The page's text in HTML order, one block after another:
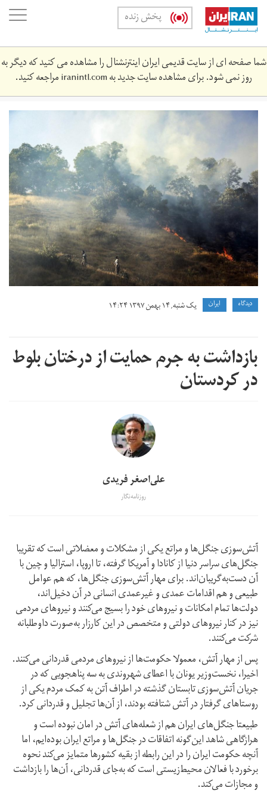
Skip
main
content
پخش زنده
شما صفحه ای از سایت قدیمی ایران اینترنشنال را مشاهده می کنید که دیگر به
روز نمی شود. برای مشاهده سایت جدید بهiranintl.comمراجعه کنید.
آتش‌سوزی
در
کردستان
دیدگاه ايران یک شنبه, ۱۴ بهمن ۱۳۹۷ ۱۴:۲۴
بازداشت به جرم حمایت از درختان بلوط
در کردستان
علی‌اصغر فریدی
روزنامه‌نگار
آتش‌سوزی جنگل‌ها و مراتع یکی از مشکلات و معضلاتی است که تقریبا
جنگل‌های سراسر دنیا از کانادا و آمریکا گرفته، تا اروپا، استرالیا و چین با
آن دست‌به‌گریبان‌اند. برای مهار آتش‌سوزی جنگل‌ها، که هم عوامل
طبیعی و هم اقدامات عمدی و غیر‌عمدی انسانی در آن دخیل‌اند،
دولت‌ها تمام امکانات و نیروهای خود را بسیج می‌کنند و نیروهای مردمی
نیز در کنار نیروهای دولتی و متخصص در این کارزار به‌صورت داوطلبانه
شرکت می‌کنند.
پس از مهار آتش، معمولا حکومت‌ها از نیروهای مردمی قدردانی می‌کنند.
اخیرا، نخست‌وزیر یونان با اعطای شهروندی به سه پناهجویی که در
جریان آتش‌سوزی تابستان گذشته در اطراف آتن به کمک مردم یکی از
روستاهای گرفتار در آتش شتافته بودند، از آن‌ها تجلیل و قدردانی کرد.
طبیعتا جنگل‌های ایران هم از شعله‌های آتش در امان نبوده است و
هر‌از‌گاهی شاهد این‌گونه اتفاقات در جنگل‌ها و مراتع ایران بوده‌ایم، اما
آنچه حکومت ایران را در این رابطه از بقیه کشورها متمایز می‌کند نحوه
برخورد با فعالان محیط‌‌زیستی است که به‌جای قدردانی، آن‌ها را بازداشت
و مجازات می‌کند.